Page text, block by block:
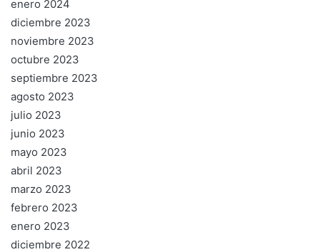
enero 2024
diciembre 2023
noviembre 2023
octubre 2023
septiembre 2023
agosto 2023
julio 2023
junio 2023
mayo 2023
abril 2023
marzo 2023
febrero 2023
enero 2023
diciembre 2022